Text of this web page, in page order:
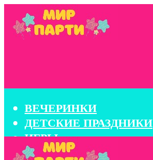
ВЕЧЕРИНКИ
ДЕТСКИЕ ПРАЗДНИКИ
ИГРЫ
КОНКУРСЫ